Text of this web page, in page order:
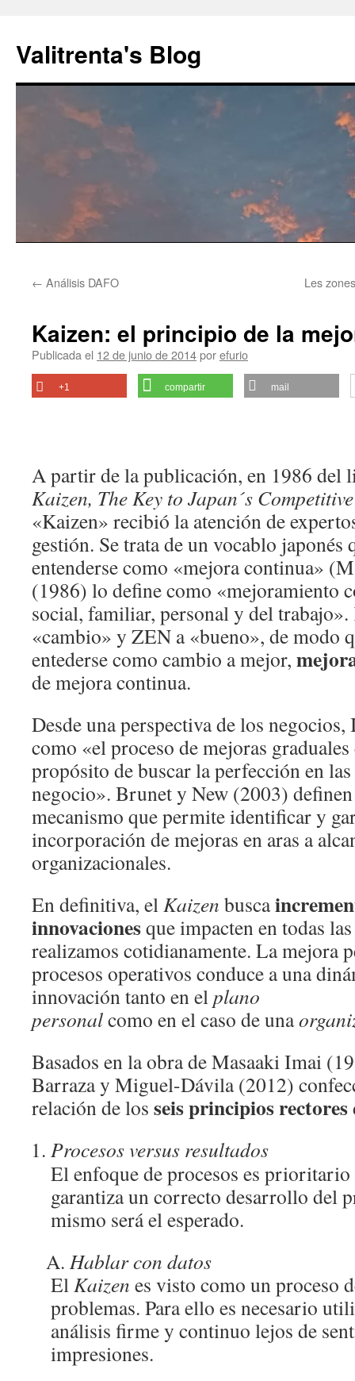
contenido
Valitrenta's Blog
← Análisis DAFO Les
Kaizen: el principio de la
Publicada el 12 de junio de 2014porefurio
+1 compartir mail
A partir de la publicación, en 1986 del
Kaizen, The Key to Japan´s
«Kaizen» recibió la atención de
gestión. Se trata de un vocablo japonés
entenderse como «mejora continua»
(1986) lo define como «mejoramiento
social, familiar, personal y del
«cambio» y ZEN a «bueno», de modo
entederse como cambio a mejor,
de mejora continua.
Desde una perspectiva de los
como «el proceso de mejoras
propósito de buscar la perfección en
negocio». Brunet y New (2003)
mecanismo que permite identificar y
incorporación de mejoras en aras a
organizacionales.
En definitiva, elKaizen busca
innovacionesque impacten en todas
realizamos cotidianamente. La mejora
procesos operativos conduce a una
innovación tanto en elplano
personalcomo en el caso de una
Basados en la obra de Masaaki Imai
Barraza y Miguel-Dávila (2012)
relación de los seis principios rectores
Procesos versus resultados
El enfoque de procesos es
garantiza un correcto desarrollo del
mismo será el esperado.
Hablar con datos
ElKaizen es visto como un proceso
problemas. Para ello es necesario
análisis firme y continuo lejos de
impresiones.